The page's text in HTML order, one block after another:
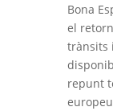
Bona
el
trànsits
repunt